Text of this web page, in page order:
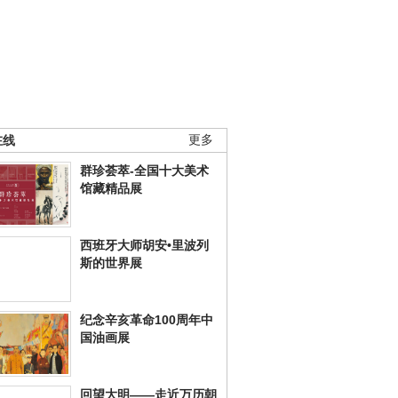
更多
线
群珍荟萃-全国十大美术
馆藏精品展
西班牙大师胡安•里波列
斯的世界展
纪念辛亥革命100周年中
国油画展
回望大明——走近万历朝